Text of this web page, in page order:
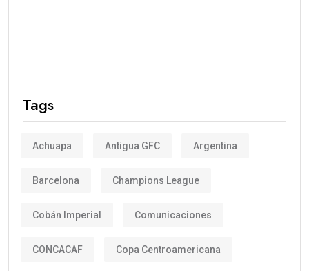
Tags
Achuapa Antigua GFC Argentina
Barcelona Champions League
Cobán Imperial Comunicaciones
CONCACAF Copa Centroamericana